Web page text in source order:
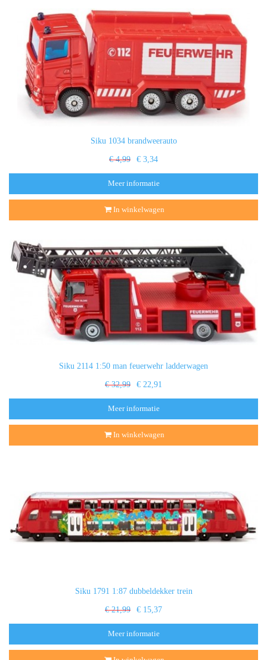
Siku 1034 brandweerauto
€ 4,99 € 3,34
Meer informatie
In winkelwagen
Siku 2114 1:50 man feuerwehr ladderwagen
€ 32,99 € 22,91
Meer informatie
In winkelwagen
Siku 1791 1:87 dubbeldekker trein
€ 21,99 € 15,37
Meer informatie